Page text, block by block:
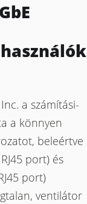
a számítási-
a könnyen
beleértve
port) és
port)
ventilátor